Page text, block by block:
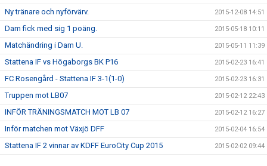
Ny tränare och nyförvärv. 2015-12-08 14:51
Dam fick med sig 1 poäng. 2015-05-18 10:11
Matchändring i Dam U. 2015-05-11 11:39
Stattena IF vs Högaborgs BK P16 2015-02-23 16:41
FC Rosengård - Stattena IF 3-1(1-0) 2015-02-23 16:31
Truppen mot LB07 2015-02-12 22:43
INFÖR TRÄNINGSMATCH MOT LB 07 2015-02-12 16:27
Inför matchen mot Växjö DFF 2015-02-04 16:54
Stattena IF 2 vinnar av KDFF EuroCity Cup 2015 2015-02-02 09:44